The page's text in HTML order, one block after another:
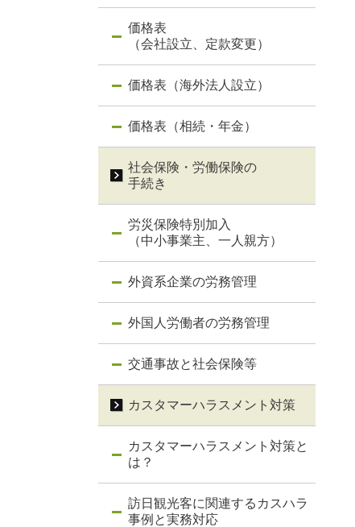
価格表
（会社設立、定款変更）
価格表（海外法人設立）
価格表（相続・年金）
社会保険・労働保険の
手続き
労災保険特別加入
（中小事業主、一人親方）
外資系企業の労務管理
外国人労働者の労務管理
交通事故と社会保険等
カスタマーハラスメント対策
カスタマーハラスメント対策と
は？
訪日観光客に関連するカスハラ
事例と実務対応